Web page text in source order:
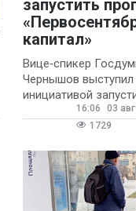
запустить
капитал»
Вице‑спикер
Чернышов выступил
инициативой
ежегодную
программу
- она предполагает
16:06
03
1729